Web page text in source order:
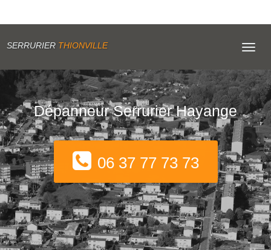
SERRURIER THIONVILLE
Dépanneur Serrurier Hayange
06 37 77 73 73